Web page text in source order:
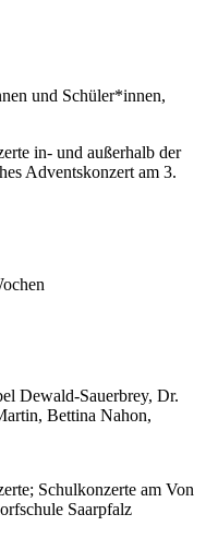
und Schüler*innen,
in- und außerhalb der
Adventskonzert am 3.
Dewald-Sauerbrey, Dr.
Bettina Nahon,
Schulkonzerte am Von
Saarpfalz